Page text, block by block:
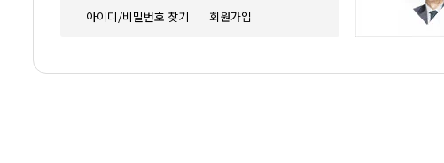
아이디/비밀번호 찾기 회원가입